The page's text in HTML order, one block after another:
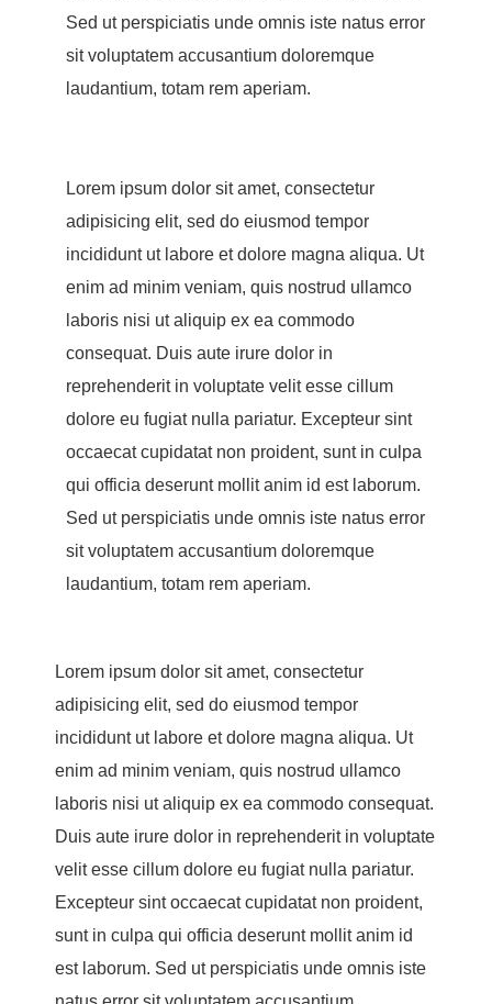
Sed ut perspiciatis unde omnis iste natus error
sit voluptatem accusantium doloremque
laudantium, totam rem aperiam.
Lorem ipsum dolor sit amet, consectetur
adipisicing elit, sed do eiusmod tempor
incididunt ut labore et dolore magna aliqua. Ut
enim ad minim veniam, quis nostrud ullamco
laboris nisi ut aliquip ex ea commodo
consequat. Duis aute irure dolor in
reprehenderit in voluptate velit esse cillum
dolore eu fugiat nulla pariatur. Excepteur sint
occaecat cupidatat non proident, sunt in culpa
qui officia deserunt mollit anim id est laborum.
Sed ut perspiciatis unde omnis iste natus error
sit voluptatem accusantium doloremque
laudantium, totam rem aperiam.
Lorem ipsum dolor sit amet, consectetur
adipisicing elit, sed do eiusmod tempor
incididunt ut labore et dolore magna aliqua. Ut
enim ad minim veniam, quis nostrud ullamco
laboris nisi ut aliquip ex ea commodo consequat.
Duis aute irure dolor in reprehenderit in voluptate
velit esse cillum dolore eu fugiat nulla pariatur.
Excepteur sint occaecat cupidatat non proident,
sunt in culpa qui officia deserunt mollit anim id
est laborum. Sed ut perspiciatis unde omnis iste